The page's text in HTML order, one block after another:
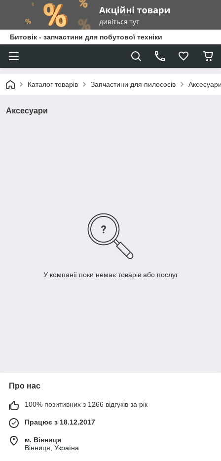
Битовік - запчастини для побутової техніки
Каталог товарів Запчастини для пилососів
Аксесуари
У компанії поки немає товарів або послуг
Про нас
100% позитивних з 1266 відгуків за рік
Працює з 18.12.2017
м. Вінниця
Вінниця, Україна